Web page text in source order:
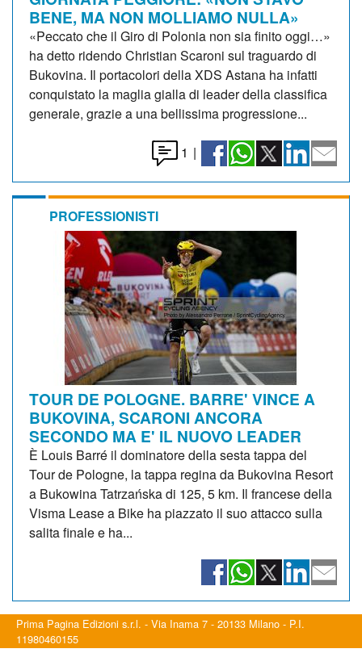
BENE, MA NON MOLLIAMO NULLA»
«Peccato che il Giro di Polonia non sia finito oggi…»
ha detto ridendo Christian Scaroni sul traguardo di
Bukovina. Il portacolori della XDS Astana ha infatti
conquistato la maglia gialla di leader della classifica
generale, grazie a una bellissima progressione...
1 |
PROFESSIONISTI
TOUR DE POLOGNE. BARRE' VINCE A
BUKOVINA, SCARONI ANCORA
SECONDO MA E' IL NUOVO LEADER
È Louis Barré il dominatore della sesta tappa del
Tour de Pologne, la tappa regina da Bukovina Resort
a Bukowina Tatrzańska di 125, 5 km. Il francese della
Visma Lease a Bike ha piazzato il suo attacco sulla
salita finale e ha...
Prima Pagina Edizioni s.r.l. - Via Inama 7 - 20133 Milano - P.I.
11980460155